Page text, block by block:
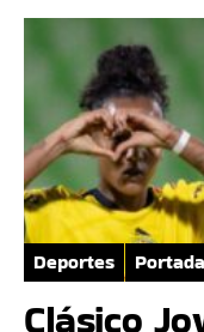
Deportes Portada
Clásico